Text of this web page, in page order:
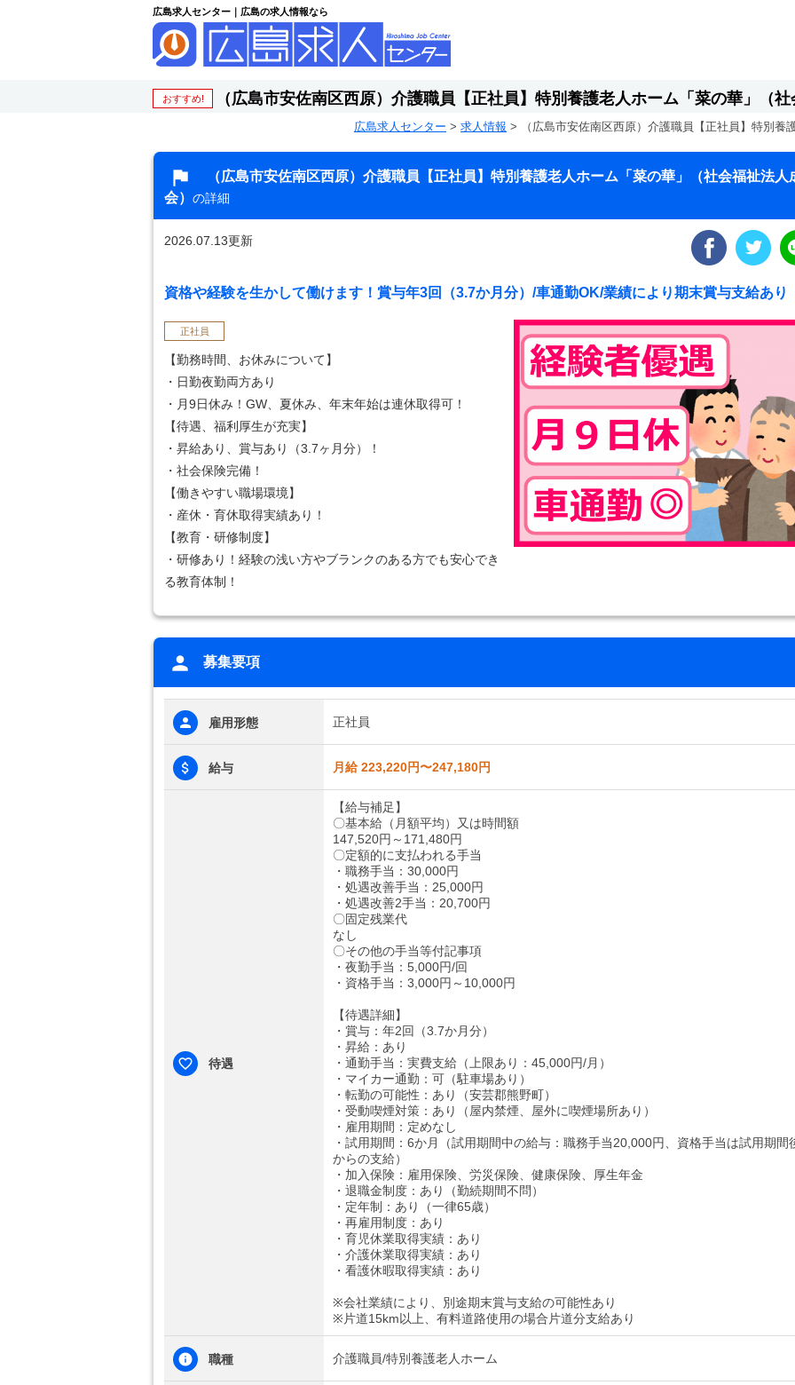
広島求人センター｜広島の求人情報なら
おすすめ! （広島市安佐南区西原）介護職員【正社員】特別養護老人ホーム「菜の華」（
広島求人センター > 求人情報 > （広島市安佐南区西原）介護職員【正社員】特別
（広島市安佐南区西原）介護職員【正社員】特別養護老人ホーム「菜の華」（社会福祉法人
会） の詳細
2026.07.13更新
資格や経験を生かして働けます！賞与年3回（3.7か月分）/車通勤OK/業績により期末賞与支給あり
正社員
【勤務時間、お休みについて】
・日勤夜勤両方あり
・月9日休み！GW、夏休み、年末年始は連休取得可！
【待遇、福利厚生が充実】
・昇給あり、賞与あり（3.7ヶ月分）！
・社会保険完備！
【働きやすい職場環境】
・産休・育休取得実績あり！
【教育・研修制度】
・研修あり！経験の浅い方やブランクのある方でも安心でき
る教育体制！
募集要項
雇用形態 正社員
給与 月給 223,220円〜247,180円
待遇
【給与補足】
〇基本給（月額平均）又は時間額
147,520円～171,480円
〇定額的に支払われる手当
・職務手当：30,000円
・処遇改善手当：25,000円
・処遇改善2手当：20,700円
〇固定残業代
なし
〇その他の手当等付記事項
・夜勤手当：5,000円/回
・資格手当：3,000円～10,000円
【待遇詳細】
・賞与：年2回（3.7か月分）
・昇給：あり
・通勤手当：実費支給（上限あり：45,000円/月）
・マイカー通勤：可（駐車場あり）
・転勤の可能性：あり（安芸郡熊野町）
・受動喫煙対策：あり（屋内禁煙、屋外に喫煙場所あり）
・雇用期間：定めなし
・試用期間：6か月（試用期間中の給与：職務手当20,000円、資格手当は試用期間
からの支給）
・加入保険：雇用保険、労災保険、健康保険、厚生年金
・退職金制度：あり（勤続期間不問）
・定年制：あり（一律65歳）
・再雇用制度：あり
・育児休業取得実績：あり
・介護休業取得実績：あり
・看護休暇取得実績：あり
※会社業績により、別途期末賞与支給の可能性あり
※片道15km以上、有料道路使用の場合片道分支給あり
職種 介護職員/特別養護老人ホーム